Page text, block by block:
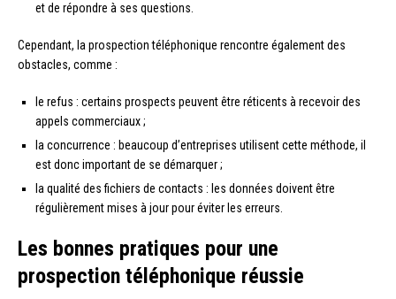
et de répondre à ses questions.
Cependant, la prospection téléphonique rencontre également des
obstacles, comme :
le refus : certains prospects peuvent être réticents à recevoir des
appels commerciaux ;
la concurrence : beaucoup d’entreprises utilisent cette méthode, il
est donc important de se démarquer ;
la qualité des fichiers de contacts : les données doivent être
régulièrement mises à jour pour éviter les erreurs.
Les bonnes pratiques pour une
prospection téléphonique réussie